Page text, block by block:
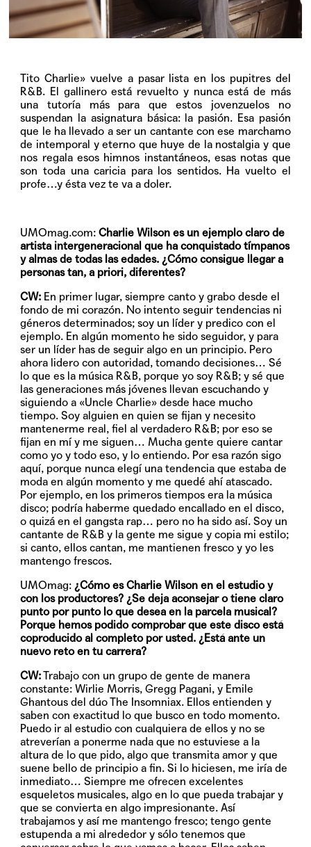
Tito Charlie» vuelve a pasar lista en los pupitres del
R&B. El gallinero está revuelto y nunca está de más
una tutoría más para que estos jovenzuelos no
suspendan la asignatura básica: la pasión. Esa pasión
que le ha llevado a ser un cantante con ese marchamo
de intemporal y eterno que huye de la nostalgia y que
nos regala esos himnos instantáneos, esas notas que
son toda una caricia para los sentidos. Ha vuelto el
profe…y ésta vez te va a doler.
UMOmag.com:Charlie Wilson es un ejemplo claro de
artista intergeneracional que ha conquistado tímpanos
y almas de todas las edades. ¿Cómo consigue llegar a
personas tan, a priori, diferentes?
CW: En primer lugar, siempre canto y grabo desde el
fondo de mi corazón. No intento seguir tendencias ni
géneros determinados; soy un líder y predico con el
ejemplo. En algún momento he sido seguidor, y para
ser un líder has de seguir algo en un principio. Pero
ahora lidero con autoridad, tomando decisiones… Sé
lo que es la música R&B, porque yo soy R&B; y sé que
las generaciones más jóvenes llevan escuchando y
siguiendo a «Uncle Charlie» desde hace mucho
tiempo. Soy alguien en quien se fijan y necesito
mantenerme real, fiel al verdadero R&B; por eso se
fijan en mí y me siguen… Mucha gente quiere cantar
como yo y todo eso, y lo entiendo. Por esa razón sigo
aquí, porque nunca elegí una tendencia que estaba de
moda en algún momento y me quedé ahí atascado.
Por ejemplo, en los primeros tiempos era la música
disco; podría haberme quedado encallado en el disco,
o quizá en el gangsta rap… pero no ha sido así. Soy un
cantante de R&B y la gente me sigue y copia mi estilo;
si canto, ellos cantan, me mantienen fresco y yo les
mantengo frescos.
UMOmag: ¿Cómo es Charlie Wilson en el estudio y
con los productores? ¿Se deja aconsejar o tiene claro
punto por punto lo que desea en la parcela musical?
Porque hemos podido comprobar que este disco está
coproducido al completo por usted. ¿Está ante un
nuevo reto en tu carrera?
CW:Trabajo con un grupo de gente de manera
constante: Wirlie Morris, Gregg Pagani, y Emile
Ghantous del dúo The Insomniax. Ellos entienden y
saben con exactitud lo que busco en todo momento.
Puedo ir al estudio con cualquiera de ellos y no se
atreverían a ponerme nada que no estuviese a la
altura de lo que pido, algo que transmita amor y que
suene bello de principio a fin. Si lo hiciesen, me iría de
inmediato… Siempre me ofrecen excelentes
esqueletos musicales, algo en lo que pueda trabajar y
que se convierta en algo impresionante. Así
trabajamos y así me mantengo fresco; tengo gente
estupenda a mi alrededor y sólo tenemos que